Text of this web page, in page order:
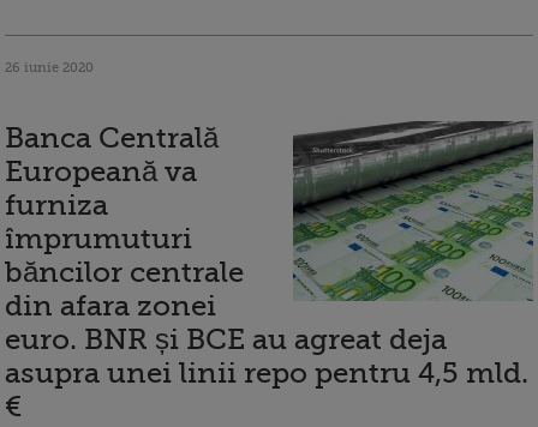
26 iunie 2020
Banca Centrală
Europeană va
furniza
împrumuturi
băncilor centrale
din afara zonei
euro. BNR și BCE au agreat deja
asupra unei linii repo pentru 4,5 mld.
€